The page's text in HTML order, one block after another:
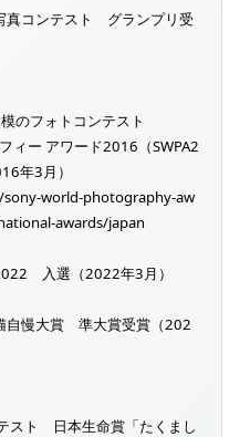
真コンテスト グランプリ受
のフォトコンテスト
ィー アワード2016（SWPA2
年3月）
world-photography-aw
awards/japan
入選（2022年3月）
自慢大賞 準大賞受賞（202
スト 日本生命賞「たくまし